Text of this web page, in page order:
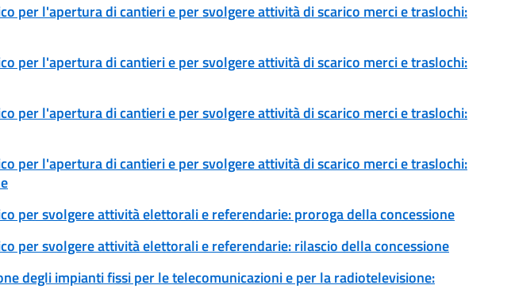
per l'apertura di cantieri e per svolgere attività di scarico merci e traslochi:
per l'apertura di cantieri e per svolgere attività di scarico merci e traslochi:
per l'apertura di cantieri e per svolgere attività di scarico merci e traslochi:
per l'apertura di cantieri e per svolgere attività di scarico merci e traslochi:
per svolgere attività elettorali e referendarie: proroga della concessione
per svolgere attività elettorali e referendarie: rilascio della concessione
degli impianti fissi per le telecomunicazioni e per la radiotelevisione: